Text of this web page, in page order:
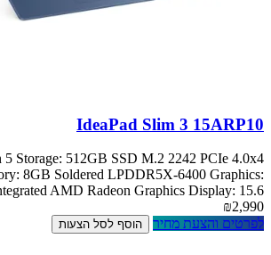
IdeaPad Slim 3 15ARP10
Storage: 512GB SSD M.2 2242 PCIe 4.0x4
8GB Soldered LPDDR5X-6400 Graphics:
AMD Radeon Graphics Display: 15.6
₪2,990
לפרטים והצעת מחיר
הוסף לסל הצעות